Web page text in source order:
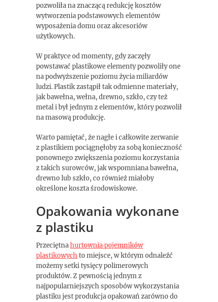
pozwoliła na znaczącą redukcję kosztów
wytworzenia podstawowych elementów
wyposażenia domu oraz akcesoriów
użytkowych.
W praktyce od momenty, gdy zaczęły
powstawać plastikowe elementy pozwoliły one
na podwyższenie poziomu życia miliardów
ludzi. Plastik zastąpił tak odmienne materiały,
jak bawełna, wełna, drewno, szkło, czy też
metal i był jednym z elementów, który pozwolił
na masową produkcję.
Warto pamiętać, że nagłe i całkowite zerwanie
z plastikiem pociągnęłoby za sobą konieczność
ponownego zwiększenia poziomu korzystania
z takich surowców, jak wspomniana bawełna,
drewno lub szkło, co również miałoby
określone koszta środowiskowe.
Opakowania wykonane
z plastiku
Przeciętnahurtownia pojemników
plastikowychto miejsce, w którym odnaleźć
możemy setki tysięcy polimerowych
produktów. Z pewnością jednym z
najpopularniejszych sposobów wykorzystania
plastiku jest produkcja opakowań zarówno do